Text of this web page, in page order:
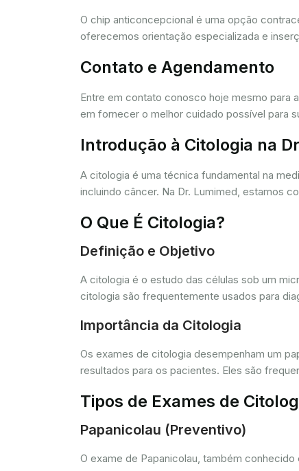
O chip anticoncepcional é uma opção
oferecemos orientação especializada e
Contato e Agendamento
Entre em contato conosco hoje mesmo para
em fornecer o melhor cuidado possível para
Introdução à Citologia na
A citologia é uma técnica fundamental na
incluindo câncer. Na Dr. Lumimed, estamos
O Que É Citologia?
Definição e Objetivo
A citologia é o estudo das células sob um
citologia são frequentemente usados para
Importância da Citologia
Os exames de citologia desempenham um
resultados para os pacientes. Eles são
Tipos de Exames de
Papanicolau (Preventivo)
O exame de Papanicolau, também